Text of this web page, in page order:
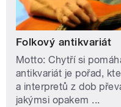
Folkový antikvariát
Motto: Chytří si
antikvariát je pořad,
a interpretů z dob
jakýmsi opakem ...